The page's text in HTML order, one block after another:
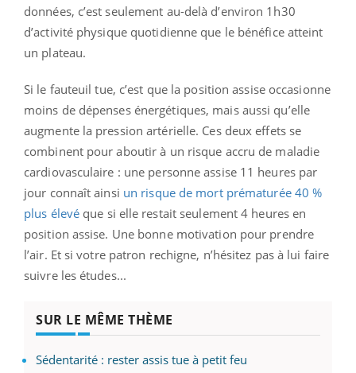
données, c’est seulement au-delà d’environ 1h30
d’activité physique quotidienne que le bénéfice atteint
un plateau.
Si le fauteuil tue, c’est que la position assise occasionne
moins de dépenses énergétiques, mais aussi qu’elle
augmente la pression artérielle. Ces deux effets se
combinent pour aboutir à un risque accru de maladie
cardiovasculaire : une personne assise 11 heures par
jour connaît ainsi un risque de mort prématurée 40 %
plus élevé que si elle restait seulement 4 heures en
position assise. Une bonne motivation pour prendre
l’air. Et si votre patron rechigne, n’hésitez pas à lui faire
suivre les études...
SUR LE MÊME THÈME
Sédentarité : rester assis tue à petit feu